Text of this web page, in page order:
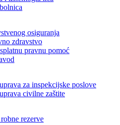
rad
i iznemogla lica
osiguranja
zdravstvo
pravnu pomoć
za inspekcijske poslove
civilne zaštite